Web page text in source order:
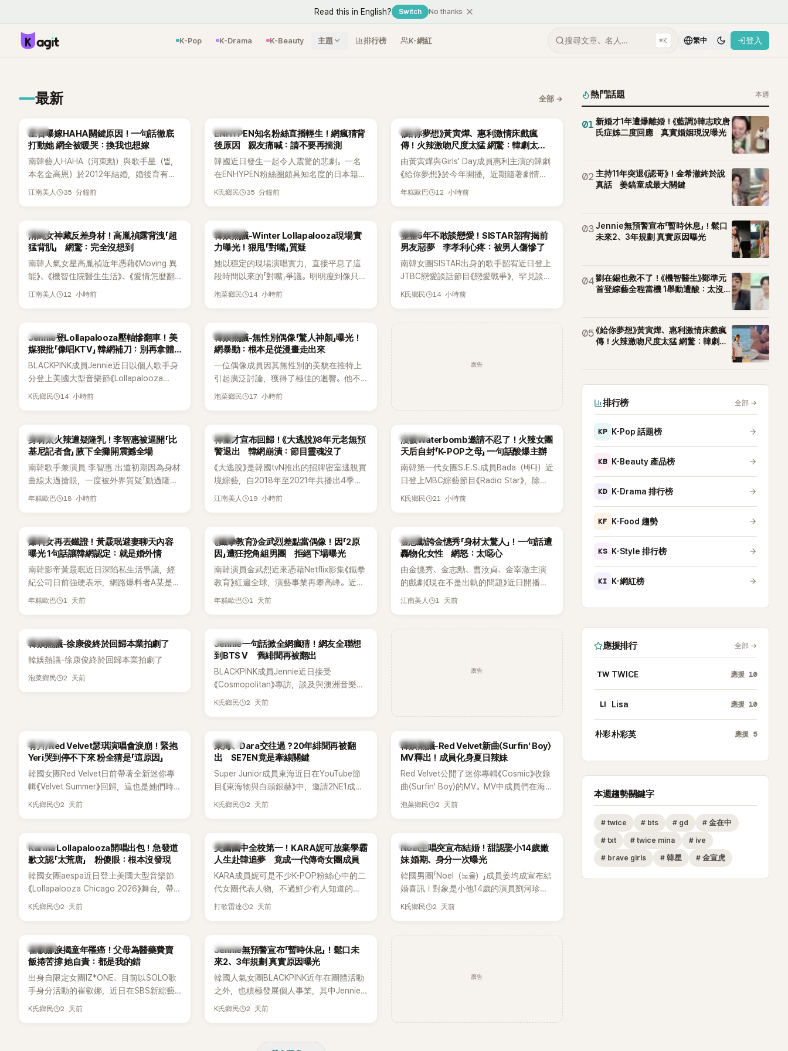
Read this in English? Switch No thanks
K-Pop K-Drama K-Beauty 主題 排行榜 K-網紅 搜尋文章、名人… ⌘K 繁中 登入
最新 全部 →
韓星
星首曝嫁HAHA關鍵原因！一句話徹底
打動她 網全被暖哭：換我也想嫁
南韓藝人HAHA（河東勳）與歌手星（별，
本名金高恩）於2012年結婚，婚後育有兩
子一女，一家五口生活幸福美滿，也是韓
步入婚姻的最大理由。
江南美人 35 分鐘前
K-POP
ENHYPEN知名粉絲直播輕生！網瘋猜背
後原因 親友痛喊：請不要再揣測
韓國近日發生一起令人震驚的悲劇。一名
在ENHYPEN粉絲圈頗具知名度的日本籍女
粉絲，日前在TikTok直播期間輕生，最終
止揣測，盼逝者安息。
K氏鄉民 35 分鐘前
韓劇
《給你夢想》黃寅燁、惠利激情床戲瘋
傳！火辣激吻尺度太猛 網驚：韓劇太敢
拍
由黃寅燁與Girls' Day成員惠利主演的韓劇
《給你夢想》於今年開播，近期隨著劇情進
入高潮，男女主角的感情線快速升溫。最
年糕歐巴 12 小時前
韓星
清純女神藏反差身材！高胤禎露背洩「超
猛背肌」 網驚：完全沒想到
南韓人氣女星高胤禎近年憑藉《Moving 異
能》、《機智住院醫生生活》、《愛情怎麼翻
譯？》、《努力克服自卑的我們》等多部熱門
近況照意外掀起熱議，不是因為仙氣十足
的美貌，而是藏在纖細身材下的超狂背肌
與肩膀線條，反差感十足，讓不少網友看
傻直呼：「原來她身材這麼猛！」
江南美人 12 小時前
熱議討論
韓娛熱議-Winter Lollapalooza現場實
力曝光！狠甩「對嘴」質疑
她以穩定的現場演唱實力，直接平息了這
段時間以來的「對嘴」爭議。明明瘦到像只剩
骨頭，怎麼還能唱出這麼驚人的爆發力和
泡菜鄉民 14 小時前
韓星
整整5年不敢談戀愛！SISTAR韶宥揭前
男友惡夢 李孝利心疼：被男人傷慘了
南韓女團SISTAR出身的歌手韶宥近日登上
JTBC戀愛談話節目《戀愛戰爭》，罕見談及
自己的感情生活，不僅坦言已經整整5年沒
K氏鄉民 14 小時前
K-POP
Jennie登Lollapalooza壓軸慘翻車！美
媒狠批「像唱KTV」 韓網補刀：別再拿體
力當藉口
BLACKPINK成員Jennie近日以個人歌手身
分登上美國大型音樂節《Lollapalooza
Chicago》主舞台，不僅成為首位擔任該音
遭部分網友質疑，就連美國當地媒體也毫
不留情給出負評，甚至形容整場演出「就像
一場豪華KTV」。
K氏鄉民 14 小時前
熱議討論
韓娛熱議-無性別偶像「驚人神顏」曝光！
網暴動：根本是從漫畫走出來
一位偶像成員因其無性別的美貌在推特上
引起廣泛討論，獲得了極佳的迴響。他不
僅外型出眾，舞技也備受讚譽。
泡菜鄉民 17 小時前
廣告
K-POP
身材太火辣遭疑隆乳！李智惠被逼開「比
基尼記者會」 腋下全攤開震撼全場
南韓歌手兼演員 李智惠 出道初期因為身材
曲線太過搶眼，一度被外界質疑「動過隆乳
手術」，最後甚至被公司安排親上火線，召
口回憶這段「隆乳疑雲黑歷史」，話題再度被
翻出來熱議。 2日播出的 SBS 綜藝節目
《我的經紀人太難搞－秘書鎮》，邀請同時
兼顧工作與育兒的演藝圈代表「媽媽群」
——李智惠、李賢怡、李恩亨，以第13位
合，兩人邊搭車邊聊天，氣氛輕鬆。聊到
最近的新聞，李瑞鎮突然直球發問：「妳不
是上新聞了？說妳去做整形？是人中縮短
手術嗎？」一貫犀利又不留情的問法，讓現
會？」直接點名她當年的風波。李智惠聽了
忍不住笑說：「哥怎麼連這個都知道？」李瑞
鎮則回嘴：「那時候新聞鬧那麼大，不知道
才奇怪吧。」一來一往，氣氛反而更加輕
鬆。 談到當年情況，李智惠終於鬆口坦
言，當時確實被質疑動過隆胸手術。她回
自站出來說清楚。 李智惠進一步解釋，當
時隆胸手術幾乎只有「腋下切開」一種方式，
脆把腋下給大家看，證明我根本沒動過。」
一句話說完，全場瞬間炸鍋，來賓又驚又
笑。 事實上，早在 2006 年，李智惠就為
了證明自己沒有「隆乳」，真的召開了一場泳
排攝影機前，面對媒體擺出各種姿勢，畫
面至今仍被網友津津樂道。 這段為平息爭
度被提起，節目現場立刻充滿驚呼聲與笑
聲，也再次讓人見識到她面對流言時「豁出
去」的直率性格。其實她過去也曾在 SBS
節目《脫掉鞋子恢單4Men》 中，親自公開
年糕歐巴 18 小時前
韓星
神童才宣布回歸！《大逃脫》8年元老無預
警退出 韓網崩潰：節目靈魂沒了
《大逃脫》是韓國tvN推出的招牌密室逃脫實
境綜藝，自2018年至2021年共播出4季，
由鄭鍾淵PD打造完整的「大逃脫宇宙
江南美人 19 小時前
K-POP
沒被Waterbomb邀請不忍了！火辣女團
天后自封「K-POP之母」 一句話酸爆主辦
南韓第一代女團S.E.S.成員Bada（바다）近
日登上MBC綜藝節目《Radio Star》，除了
分享近況，還罕見公開向夏季音樂節
根本只是懂了皮毛。」一番話笑翻全場，也
引發網友熱議。
K氏鄉民 21 小時前
韓星
爆料女再丟鐵證！黃晸珉避妻聊天內容
曝光 1句話讓韓網認定：就是婚外情
南韓影帝黃晸珉近日深陷私生活爭議，經
紀公司日前強硬表示，網路爆料者A某是涉
嫌長期跟蹤黃晸珉的嫌疑人，已採取法律
「雙向互動」，並非外界所稱的單方面騷擾。
年糕歐巴 1 天前
韓星
《鐵拳教育》金武烈差點當偶像！因「2原
因」遭狂挖角組男團 拒絕下場曝光
南韓演員金武烈近來憑藉Netflix影集《鐵拳
教育》紅遍全球，演藝事業再攀高峰。近日
被爆出一段鮮為人知的出道祕辛，原來他
年糕歐巴 1 天前
韓星
金志勳誇金憓秀「身材太驚人」！一句話遭
轟物化女性 網怒：太噁心
由金憓秀、金志勳、曹汝貞、金宰澈主演
的戲劇《現在不是出軌的問題》近日開播，
為宣傳新作品，四位主演一同出演
江南美人 1 天前
熱議討論
韓娛熱議-徐康俊終於回歸本業拍劇了
韓娛熱議-徐康俊終於回歸本業拍劇了
泡菜鄉民 2 天前
K-POP
Jennie一句話掀全網瘋猜！網友全聯想
到BTS V 舊緋聞再被翻出
BLACKPINK成員Jennie近日接受
《Cosmopolitan》專訪，談及與澳洲音樂人
Tame Impala合作推出〈Dracula（JENNIE
K氏鄉民 2 天前
廣告
K-POP
有片/Red Velvet瑟琪演唱會淚崩！緊抱
Yeri哭到停不下來 粉全猜是「這原因」
韓國女團Red Velvet日前帶著全新迷你專
輯《Velvet Summer》回歸，這也是她們時
隔2年再度推出新作品。為慶祝出道12週
度落淚，令人相當心疼。
K氏鄉民 2 天前
K-POP
東海、Dara交往過？20年緋聞再被翻
出 SE7EN竟是牽線關鍵
Super Junior成員東海近日在YouTube節
目《東海物與白頭銀赫》中，邀請2NE1成員
Dara擔任嘉賓。兩人不僅回憶出道前的青
K氏鄉民 2 天前
熱議討論
韓娛熱議-Red Velvet新曲〈Surfin' Boy〉
MV釋出！成員化身夏日辣妹
Red Velvet公開了迷你專輯《Cosmic》收錄
曲〈Surfin' Boy〉的MV。MV中成員們在海邊
享受夏日，展現了清爽活潑的魅力。
泡菜鄉民 2 天前
K-POP
Karina Lollapalooza開唱出包！急發道
歉文認「太荒唐」 粉傻眼：根本沒發現
韓國女團aespa近日登上美國大型音樂節
《Lollapalooza Chicago 2026》舞台，帶
來多首代表作與新歌演出，現場氣氛嗨
K氏鄉民 2 天前
K-POP
美國國中全校第一！KARA妮可放棄學霸
人生赴韓追夢 竟成一代傳奇女團成員
KARA成員妮可是不少K-POP粉絲心中的二
代女團代表人物，不過鮮少有人知道的
是，她其實不只是舞台上的人氣偶像，更
友熱議。
打歌雷達 2 天前
K-POP
Noel主唱突宣布結婚！甜認娶小14歲嫩
妹 婚期、身分一次曝光
韓國男團「Noel（노을）」成員姜均成宣布結
婚喜訊！對象是小他14歲的演員劉河珍
（유하진 音譯），兩人將於10月30日在首
K氏鄉民 2 天前
K-POP
崔叡娜淚揭童年罹癌！父母為醫藥費賣
飯捲苦撐 她自責：都是我的錯
出身自限定女團IZ*ONE、目前以SOLO歌
手身分活動的崔叡娜，近日在SBS新綜藝
《我的餘生戀愛》（내 남은 연애）中，首度談
K氏鄉民 2 天前
K-POP
Jennie無預警宣布「暫時休息」！鬆口未
來2、3年規劃 真實原因曝光
韓國人氣女團BLACKPINK近年在團體活動
之外，也積極發展個人事業，其中Jennie
即將推出全新個人專輯，近期更陸續在演
K氏鄉民 2 天前
廣告
熱門話題 本週
01 新婚才1年遭爆離婚！《藍調》韓志旼唐
氏症姊二度回應 真實婚姻現況曝光
02 主持11年突退《認哥》！金希澈終於說
真話 姜鎬童成最大關鍵
03Jennie無預警宣布「暫時休息」！鬆口
未來2、3年規劃 真實原因曝光
04劉在錫也救不了！《機智醫生》鄭準元
首登綜藝全程當機 1舉動遭酸：太沒誠
05《給你夢想》黃寅燁、惠利激情床戲瘋
傳！火辣激吻尺度太猛 網驚：韓劇太
排行榜 全部 →
KP K-Pop 話題榜
KB K-Beauty 產品榜
KD K-Drama 排行榜
KF K-Food 趨勢
KS K-Style 排行榜
KI K-網紅榜
應援排行 全部 →
TW TWICE 應援 10
LI Lisa 應援 10
朴彩朴彩英 應援 5
本週趨勢關鍵字
# twice # bts # gd # 金在中
# txt # twice mina # ive
# brave girls # 韓星 # 金宣虎